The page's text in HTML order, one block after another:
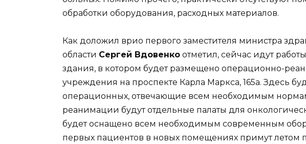
обработки оборудования, расходных материалов.
Как доложил врио первого заместителя министра
области Сергей Вдовенко отметил, сейчас идут
здания, в котором будет размещено операционно-
учреждения на проспекте Карла Маркса, 165а. Здесь
операционных, отвечающие всем необходимым
реанимации будут отдельные палаты для
будет оснащено всем необходимым современным
первых пациентов в новых помещениях примут летом